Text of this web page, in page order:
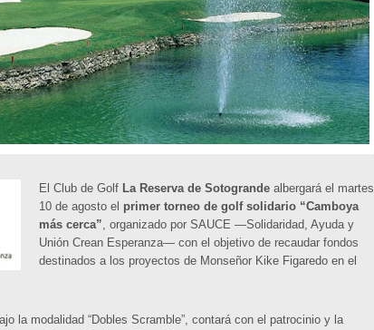
El Club de Golf La Reserva de Sotogrande albergará el martes
10 de agosto el primer torneo de golf solidario “Camboya
más cerca”, organizado por SAUCE —Solidaridad, Ayuda y
Unión Crean Esperanza— con el objetivo de recaudar fondos
destinados a los proyectos de Monseñor Kike Figaredo en el
la modalidad “Dobles Scramble”, contará con el patrocinio y la